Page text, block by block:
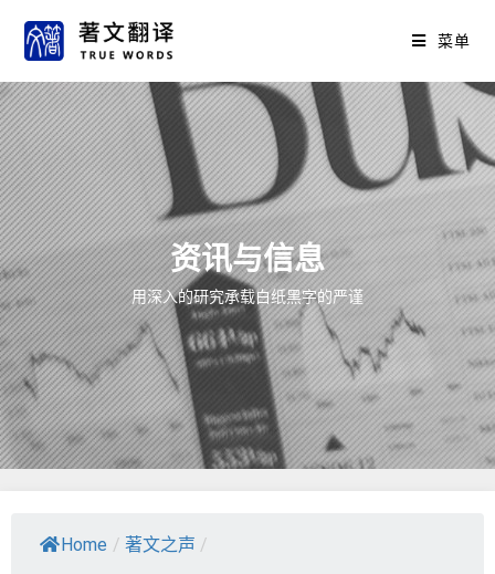
菜单
资讯与信息
用深入的研究承载白纸黑字的严谨
Home / 著文之声 /